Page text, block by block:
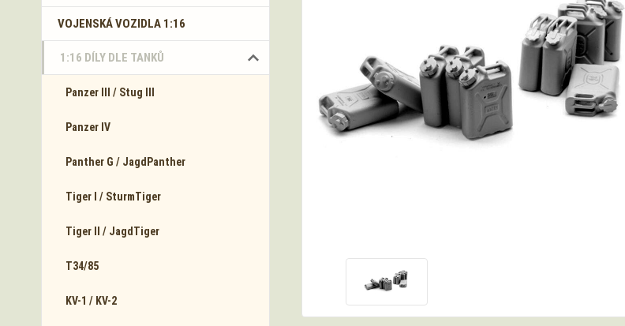
VOJENSKÁ VOZIDLA 1:16
1:16 DÍLY DLE TANKŮ
Panzer III / Stug III
Panzer IV
Panther G / JagdPanther
Tiger I / SturmTiger
Tiger II / JagdTiger
T34/85
KV-1 / KV-2